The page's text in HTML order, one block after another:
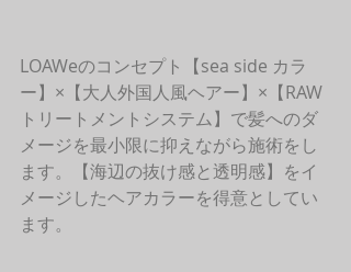
LOAWeのコンセプト【sea side カラ
ー】×【大人外国人風ヘアー】×【RAW
トリートメントシステム】で髪へのダ
メージを最小限に抑えながら施術をし
ます。【海辺の抜け感と透明感】をイ
メージしたヘアカラーを得意としてい
ます。